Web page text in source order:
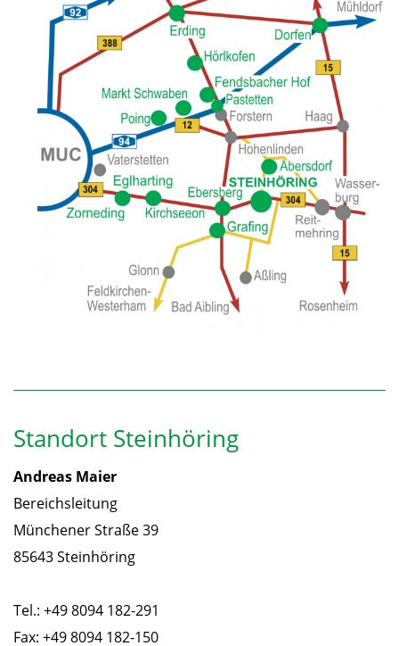
Standort Steinhöring
Andreas Maier
Bereichsleitung
Münchener Straße 39
85643 Steinhöring
Tel.: +49 8094 182-291
Fax: +49 8094 182-150